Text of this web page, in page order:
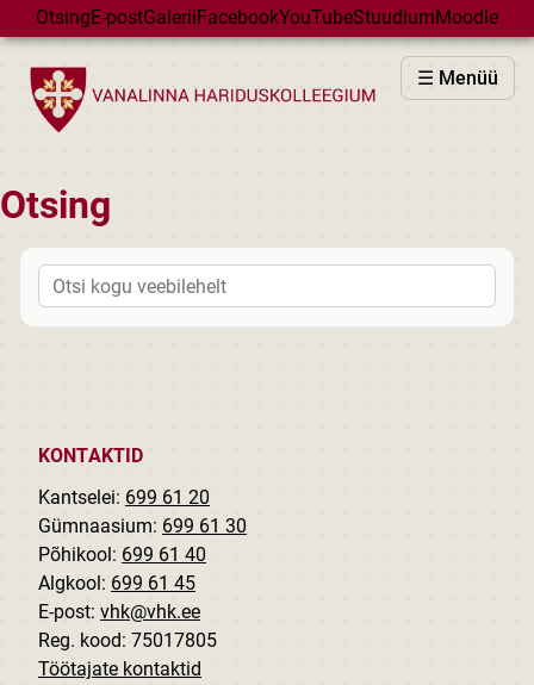
Skip to main content
OtsingE-postGaleriiFacebookYouTubeStuudiumMoodle
☰ Menüü
VHK
VASTUVÕTT
GÜMNAASIUM
MAJAD
HUVIÕPE
SÜNDMUSED
Otsing
Peasakid
KONTAKTID
Kantselei: 699 61 20
Gümnaasium: 699 61 30
Põhikool: 699 61 40
Algkool: 699 61 45
E-post: vhk@vhk.ee
Reg. kood: 75017805
Töötajate kontaktid